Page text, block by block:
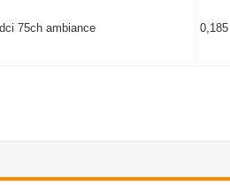
75ch ambiance 0,185